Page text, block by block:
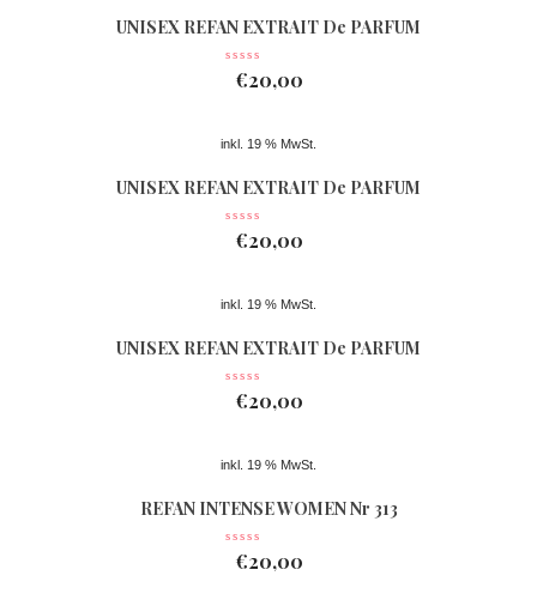
UNISEX REFAN EXTRAIT De PARFUM
Nr 362
€20,00
inkl. 19 % MwSt.
UNISEX REFAN EXTRAIT De PARFUM
Nr 074
€20,00
inkl. 19 % MwSt.
UNISEX REFAN EXTRAIT De PARFUM
Nr 363
€20,00
inkl. 19 % MwSt.
REFAN INTENSE WOMEN Nr 313
€20,00